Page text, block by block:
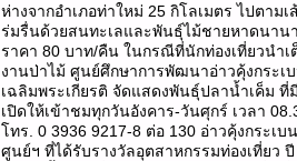
ห่างจากอำเภอท่าใหม่ 25 กิโลเมตร ไปตา
ร่มรื่นด้วยสนทะเลและพันธุ์ไม้ชายหาดนาน
ราคา 80 บาท/คืน ในกรณีที่นักท่องเที่ยวนำเ
งานป่าไม้ ศูนย์ศึกษาการพัฒนาอ่าวคุ้งกระเ
เฉลิมพระเกียรติ จัดแสดงพันธุ์ปลาน้ำเค็ม
เปิดให้เข้าชมทุกวันอังคาร-วันศุกร์ เวลา
โทร. 0 3936 9217-8 ต่อ 130 อ่าวคุ้งกระเ
ศูนย์ฯ ที่ได้รับรางวัลอุตสาหกรรมท่องเที่ยว